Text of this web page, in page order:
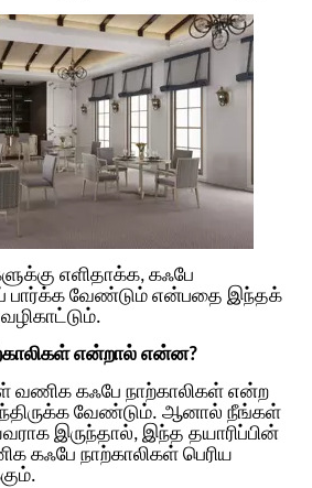
எளிதாக்க, கஃபே
பார்க்க வேண்டும் என்பதை இந்தக்
என்றால் என்ன?
வணிக கஃபே நாற்காலிகள் என்ற
வேண்டும். ஆனால் நீங்கள்
இருந்தால், இந்த தயாரிப்பின்
கஃபே நாற்காலிகள் பெரிய